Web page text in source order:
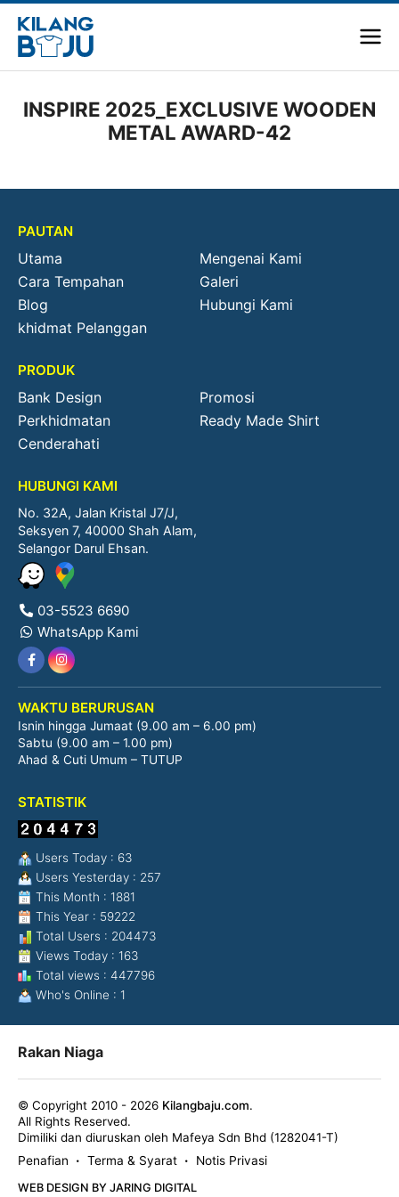
INSPIRE 2025_EXCLUSIVE WOODEN
METAL AWARD-42
PAUTAN
Utama
Mengenai Kami
Cara Tempahan
Galeri
Blog
Hubungi Kami
khidmat Pelanggan
PRODUK
Bank Design
Promosi
Perkhidmatan
Ready Made Shirt
Cenderahati
HUBUNGI KAMI
No. 32A, Jalan Kristal J7/J,
Seksyen 7, 40000 Shah Alam,
Selangor Darul Ehsan.
03-5523 6690
WhatsApp Kami
WAKTU BERURUSAN
Isnin hingga Jumaat (9.00 am – 6.00 pm)
Sabtu (9.00 am – 1.00 pm)
Ahad & Cuti Umum – TUTUP
STATISTIK
Users Today : 63
Users Yesterday : 257
This Month : 1881
This Year : 59222
Total Users : 204473
Views Today : 163
Total views : 447796
Who's Online : 1
Rakan Niaga
© Copyright 2010 - 2026 Kilangbaju.com.
All Rights Reserved.
Dimiliki dan diuruskan oleh Mafeya Sdn Bhd (1282041-T)
Penafian
• Terma & Syarat • Notis Privasi
WEB DESIGN BY JARING DIGITAL